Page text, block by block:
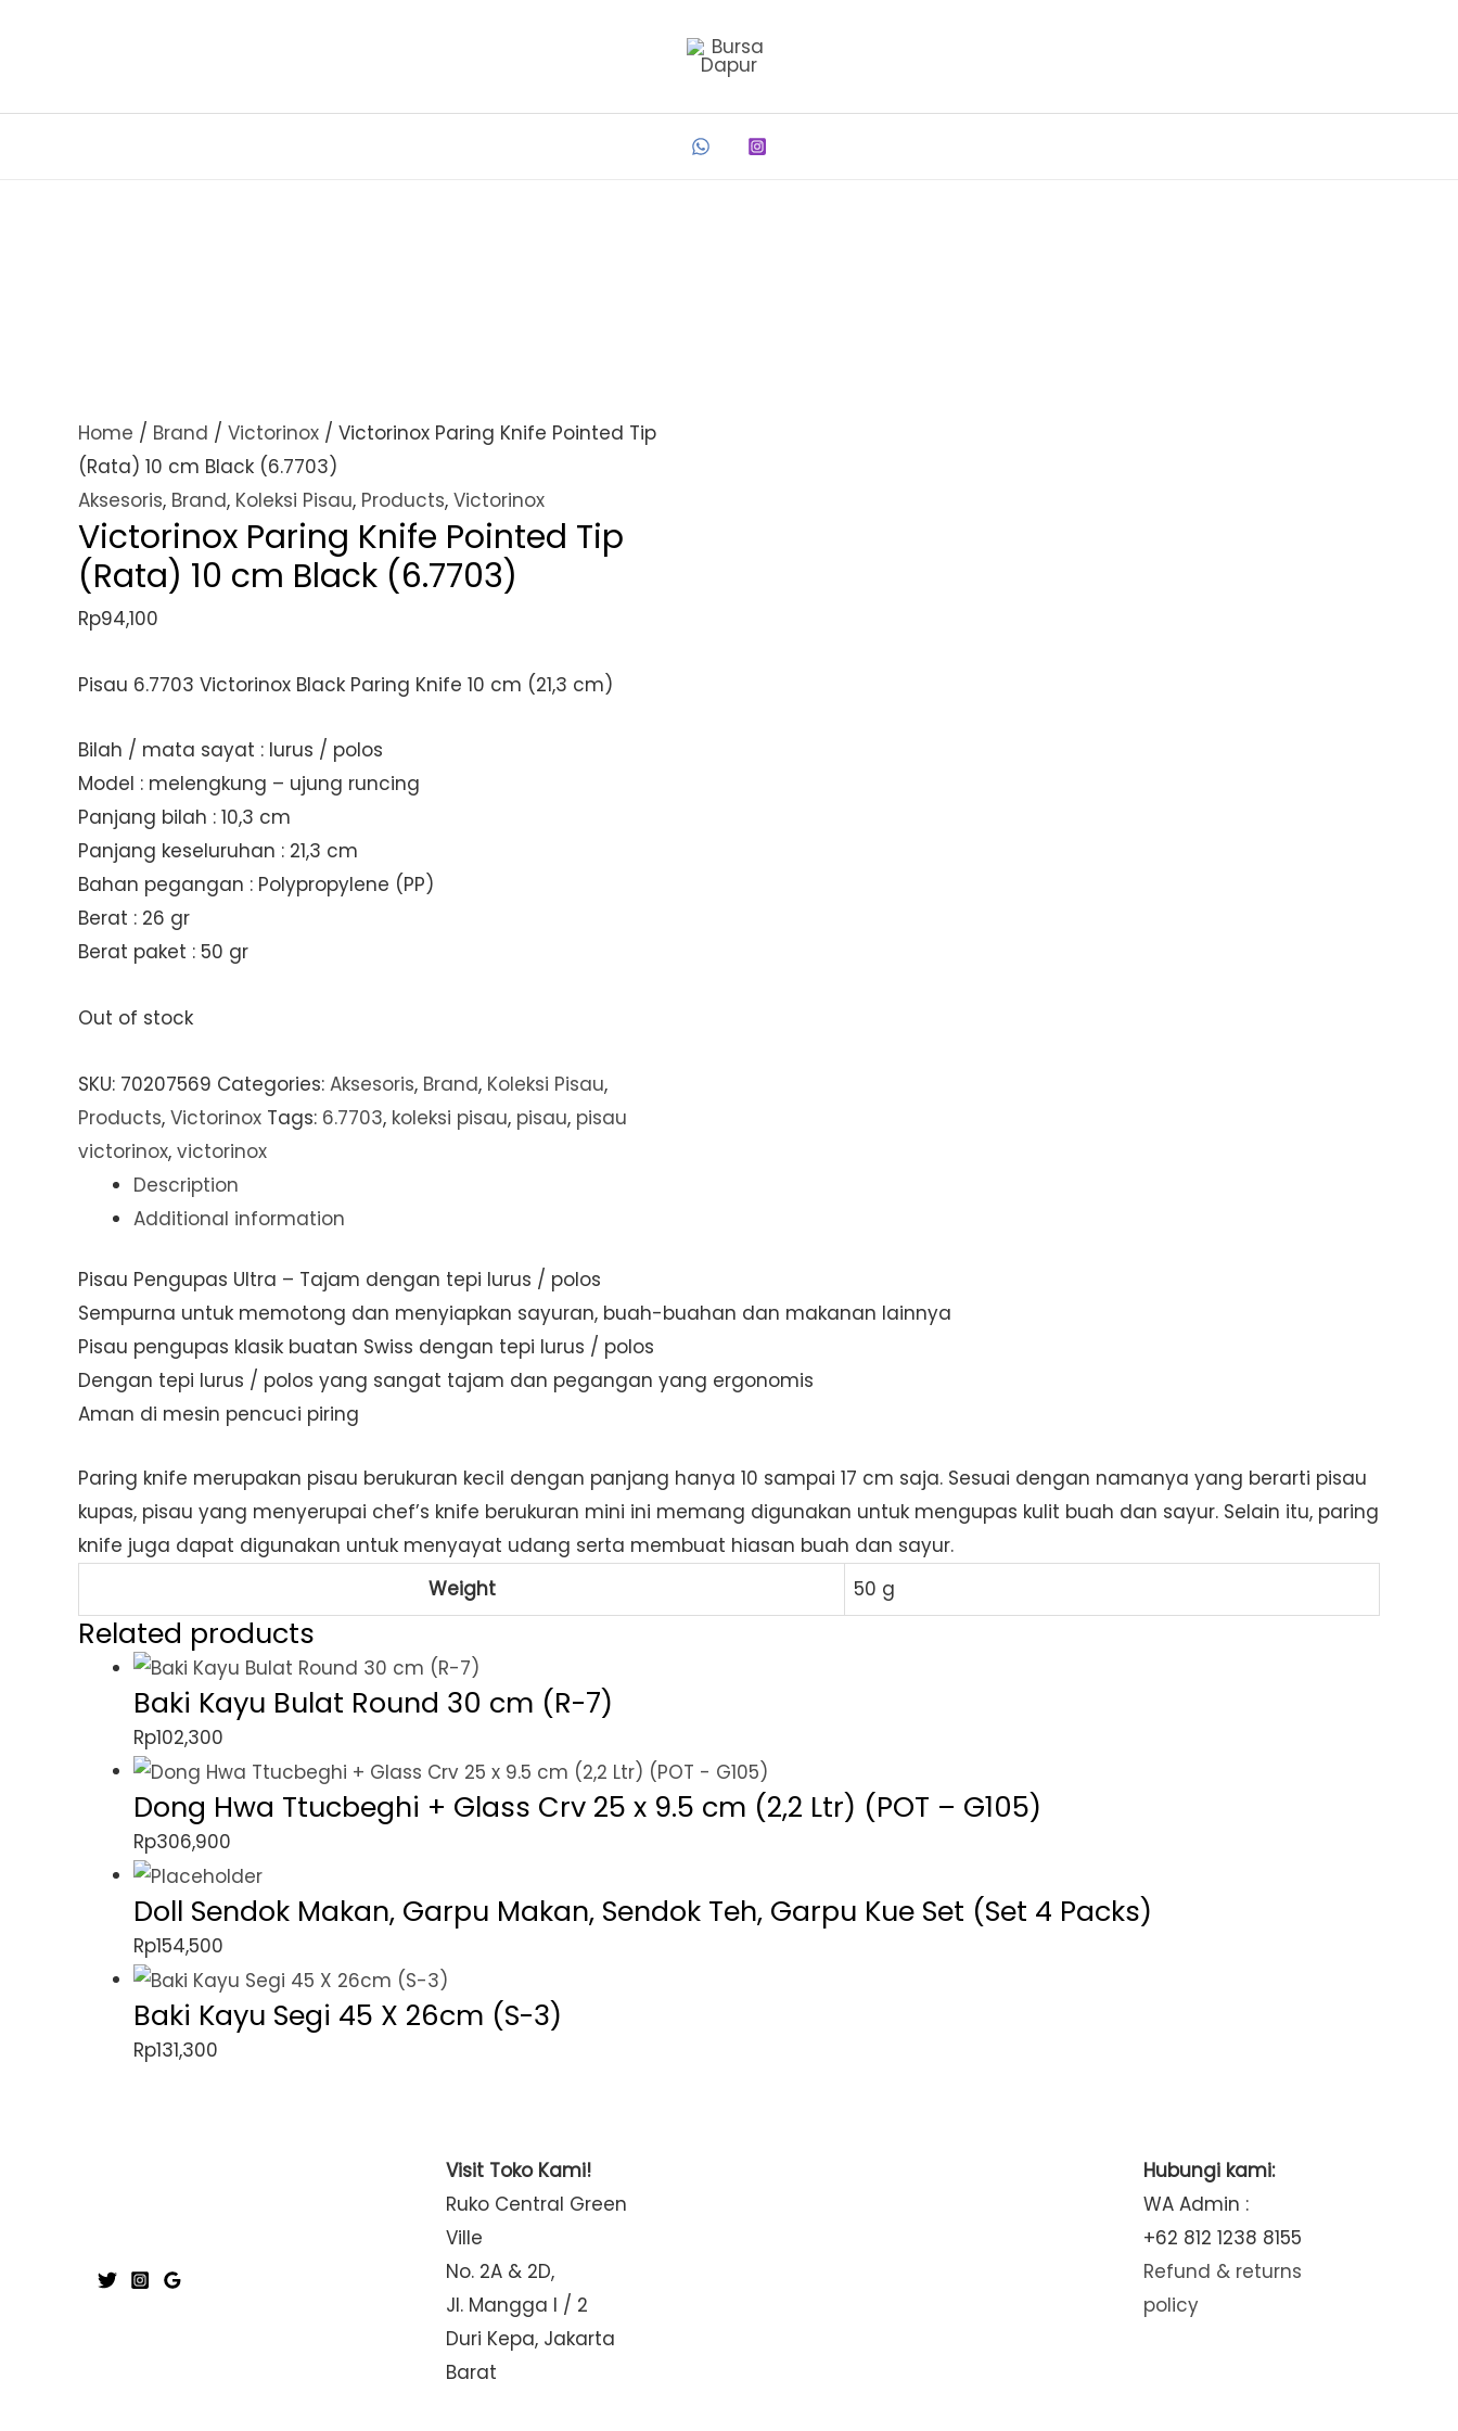
Home / Brand / Victorinox / Victorinox Paring Knife Pointed Tip
(Rata) 10 cm Black (6.7703)
Aksesoris, Brand, Koleksi Pisau, Products, Victorinox
Victorinox Paring Knife Pointed Tip
(Rata) 10 cm Black (6.7703)
Rp94,100
Pisau 6.7703 Victorinox Black Paring Knife 10 cm (21,3 cm)
Bilah / mata sayat : lurus / polos
Model : melengkung – ujung runcing
Panjang bilah : 10,3 cm
Panjang keseluruhan : 21,3 cm
Bahan pegangan : Polypropylene (PP)
Berat : 26 gr
Berat paket : 50 gr
Out of stock
SKU: 70207569 Categories: Aksesoris, Brand, Koleksi Pisau,
Products, Victorinox Tags: 6.7703, koleksi pisau, pisau, pisau
victorinox, victorinox
Description
Additional information
Pisau Pengupas Ultra – Tajam dengan tepi lurus / polos
Sempurna untuk memotong dan menyiapkan sayuran, buah-buahan dan makanan lainnya
Pisau pengupas klasik buatan Swiss dengan tepi lurus / polos
Dengan tepi lurus / polos yang sangat tajam dan pegangan yang ergonomis
Aman di mesin pencuci piring
Paring knife merupakan pisau berukuran kecil dengan panjang hanya 10 sampai 17 cm saja. Sesuai dengan namanya yang berarti pisau
kupas, pisau yang menyerupai chef’s knife berukuran mini ini memang digunakan untuk mengupas kulit buah dan sayur. Selain itu, paring
knife juga dapat digunakan untuk menyayat udang serta membuat hiasan buah dan sayur.
Weight
50 g
Related products
Baki Kayu Bulat Round 30 cm (R-7)
Rp102,300
Dong Hwa Ttucbeghi + Glass Crv 25 x 9.5 cm (2,2 Ltr) (POT – G105)
Rp306,900
Doll Sendok Makan, Garpu Makan, Sendok Teh, Garpu Kue Set (Set 4 Packs)
Rp154,500
Baki Kayu Segi 45 X 26cm (S-3)
Rp131,300
Visit Toko Kami!
Ruko Central Green
Ville
No. 2A & 2D,
Jl. Mangga I / 2
Duri Kepa, Jakarta
Barat
Hubungi kami:
WA Admin :
+62 812 1238 8155
Refund & returns
policy